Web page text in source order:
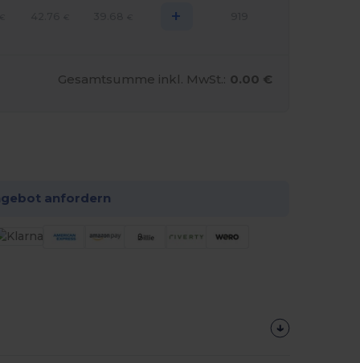
+
Gesamtsumme inkl. MwSt.: 0.00 €
anfordern